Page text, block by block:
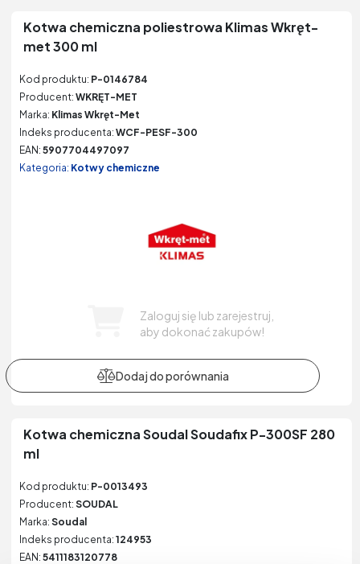
Kotwa chemiczna poliestrowa Klimas Wkręt-
met 300 ml
Kod produktu: P-0146784
Producent: WKRĘT-MET
Marka: Klimas Wkręt-Met
Indeks producenta: WCF-PESF-300
EAN: 5907704497097
Kategoria: Kotwy chemiczne
Zaloguj się lub zarejestruj,
aby dokonać zakupów!
Kotwa chemiczna Soudal Soudafix P-300SF 280
ml
Kod produktu: P-0013493
Producent: SOUDAL
Marka: Soudal
Indeks producenta: 124953
EAN: 5411183120778